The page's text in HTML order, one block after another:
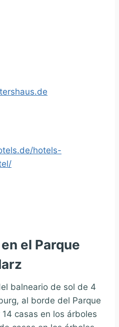
hotels-
el Parque
balneario de sol de 4
al borde del Parque
casas en los árboles